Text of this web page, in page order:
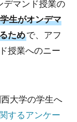
マンド授業の
生がオンデマ
ためで、アフ
授業へのニー
大学の学生へ
するアンケー